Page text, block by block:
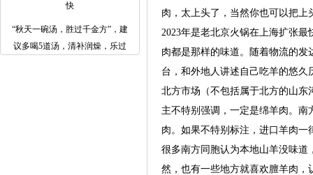
快
​“秋天一碗汤，胜过千金方”，建
议多喝5道汤，清补润燥，乐过
肉，太上头了，当然你也可以把
2023年是老北京火锅在上海扩张
肉都是那样的味道。随着物流的发
台，和外地人讲述自己吃羊的悠久
北方市场（不包括属于北方的山
主不特别强调，一定是绵羊肉。
肉。如果不特别标注，进口羊肉一
很多南方同胞认为本地山羊没味
然，也有一些地方就喜欢膻羊肉，